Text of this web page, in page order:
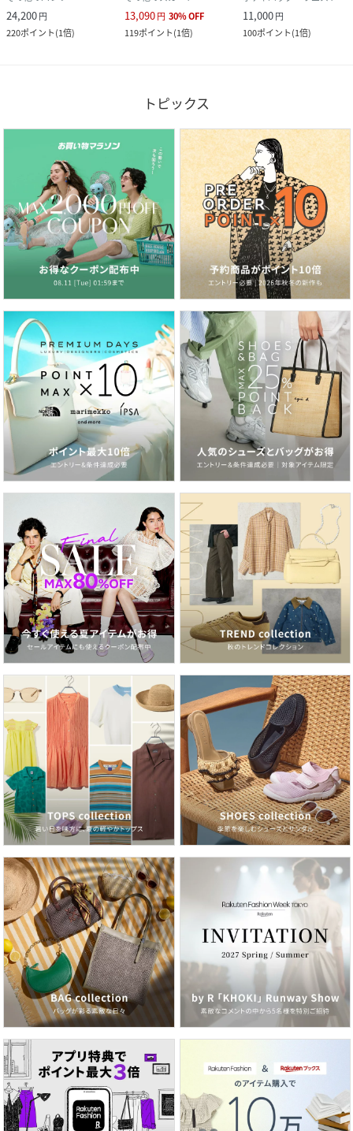
24,200円
220ポイント(1倍)
13,090円 30%OFF
119ポイント(1倍)
11,000円
100ポイント(1倍)
トピックス